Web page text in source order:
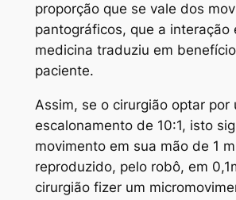
proporção que se vale dos
pantográficos, que a interação
medicina traduziu em
paciente.
Assim, se o cirurgião optar por
escalonamento de 10:1, isto
movimento em sua mão de 1
reproduzido, pelo robô, em
cirurgião fizer um